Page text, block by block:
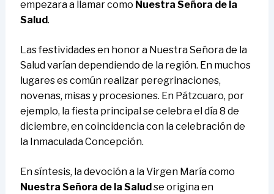
empezara a llamar como Nuestra Señora de la
Salud.
Las festividades en honor a Nuestra Señora de la
Salud varían dependiendo de la región. En muchos
lugares es común realizar peregrinaciones,
novenas, misas y procesiones. En Pátzcuaro, por
ejemplo, la fiesta principal se celebra el día 8 de
diciembre, en coincidencia con la celebración de
la Inmaculada Concepción.
En síntesis, la devoción a la Virgen María como
Nuestra Señora de la Saludse origina en